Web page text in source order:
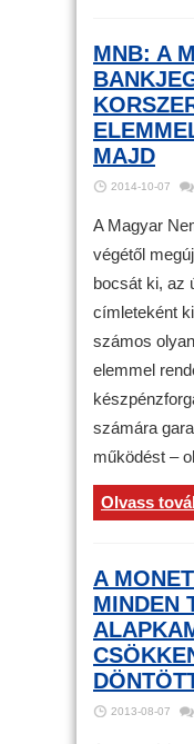
MNB: A
MAJD
2014-10-07
A Magyar
végétől
bocsát ki, az
címleteként
számos
elemmel
számára
működést –
Olvass
A
MINDEN
2013-08-07